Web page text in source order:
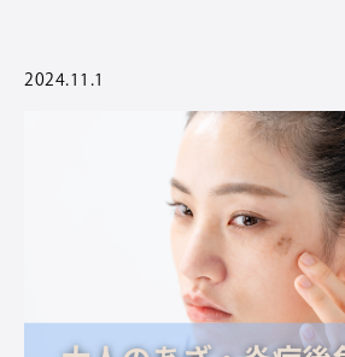
2024.11.1